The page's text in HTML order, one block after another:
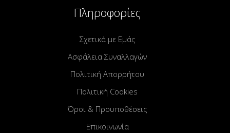
Πληροφορίες
Σχετικά με Εμάς
Ασφάλεια Συναλλαγών
Πολιτική Απορρήτου
Πολιτική Cookies
Όροι & Προυποθέσεις
Επικοινωνία